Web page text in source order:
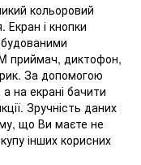
кольоровий
Екран і кнопки
приймач, диктофон,
За допомогою
на екрані бачити
Зручність даних
що Ви маєте не
інших корисних